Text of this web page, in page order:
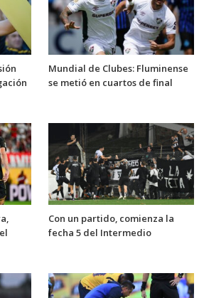
Mundial de Clubes: Fluminense
se metió en cuartos de final
Con un partido, comienza la
fecha 5 del Intermedio